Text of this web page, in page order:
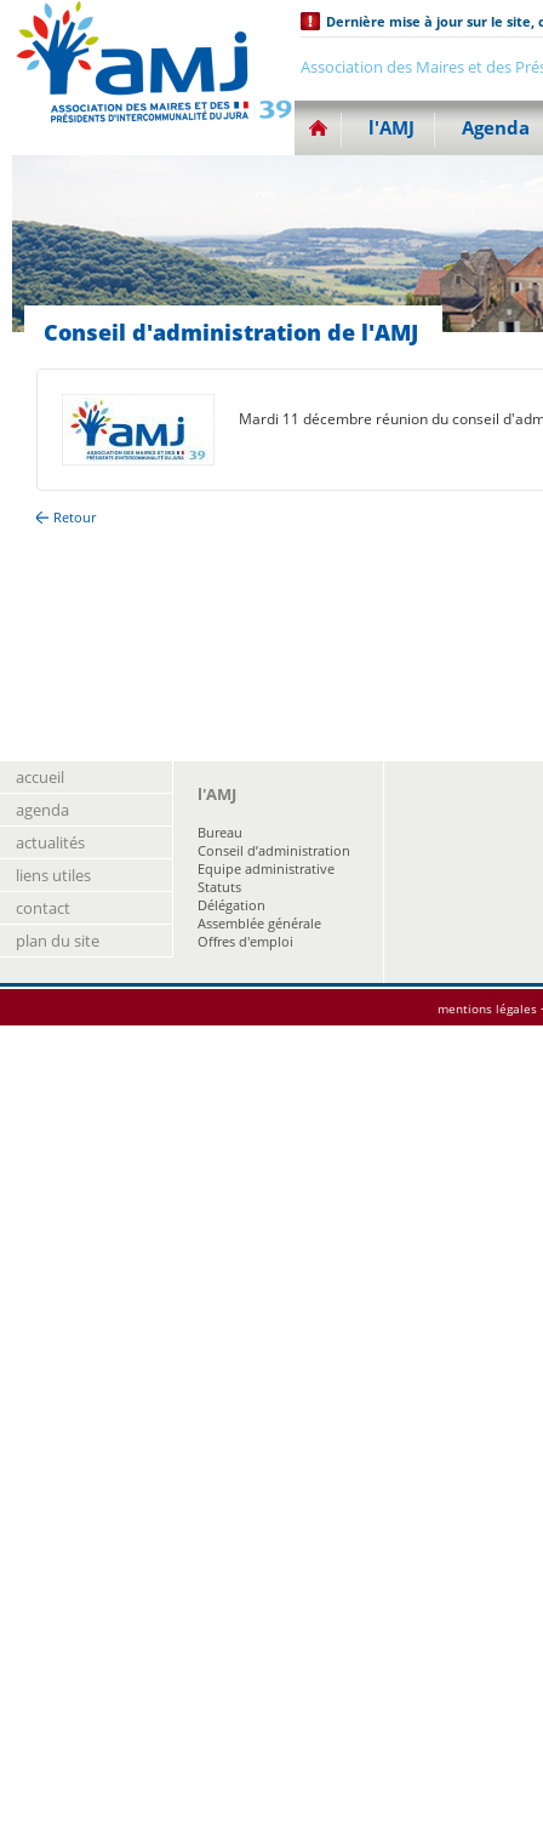
Dernière mise à jour sur le site,
Association des Maires et des
l'AMJ Agenda
Conseil d'administration de l'AMJ
Mardi 11 décembre réunion du conseil
Retour
accueil
agenda
actualités
liens utiles
contact
plan du site
l'AMJ
Bureau
Conseil d’administration
Equipe administrative
Statuts
Délégation
Assemblée générale
Offres d'emploi
mentions légales